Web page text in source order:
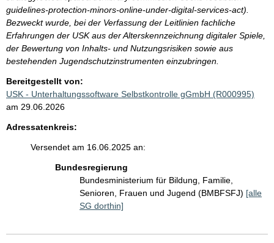
guidelines-protection-minors-online-under-digital-services-act).
Bezweckt wurde, bei der Verfassung der Leitlinien fachliche
Erfahrungen der USK aus der Alterskennzeichnung digitaler Spiele,
der Bewertung von Inhalts- und Nutzungsrisiken sowie aus
bestehenden Jugendschutzinstrumenten einzubringen.
Bereitgestellt von:
USK - Unterhaltungssoftware Selbstkontrolle gGmbH (R000995)
am 29.06.2026
Adressatenkreis:
Versendet am 16.06.2025 an:
Bundesregierung
Bundesministerium für Bildung, Familie,
Senioren, Frauen und Jugend (BMBFSFJ) [alle
SG dorthin]